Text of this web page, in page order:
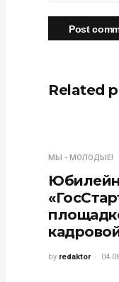
Related
МЫ - МОЛОДЫЕ!
by redaktor